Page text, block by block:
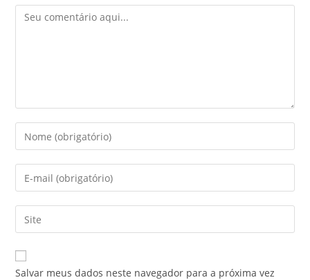
Salvar meus dados neste navegador para a próxima vez